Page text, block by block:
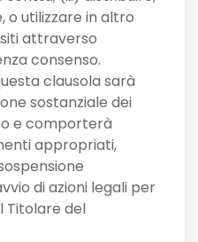
o utilizzare in altro
attraverso
consenso.
clausola sarà
sostanziale dei
e comporterà
appropriati,
di azioni legali per
Titolare del